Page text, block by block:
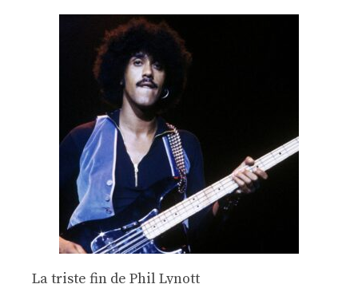
La triste fin de Phil Lynott